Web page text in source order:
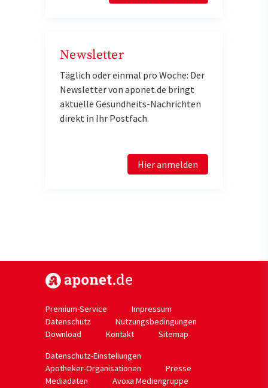
Newsletter
Täglich oder einmal pro Woche: Der
Newsletter von aponet.de bringt
aktuelle Gesundheits-Nachrichten
direkt in Ihr Postfach.
Hier anmelden
Premium-Service
Impressum
Datenschutz
Nutzungsbedingungen
Download
Kontakt
Sitemap
Datenschutz-Einstellungen
Apotheker-Organisationen
Presse
Mediadaten
Avoxa Mediengruppe